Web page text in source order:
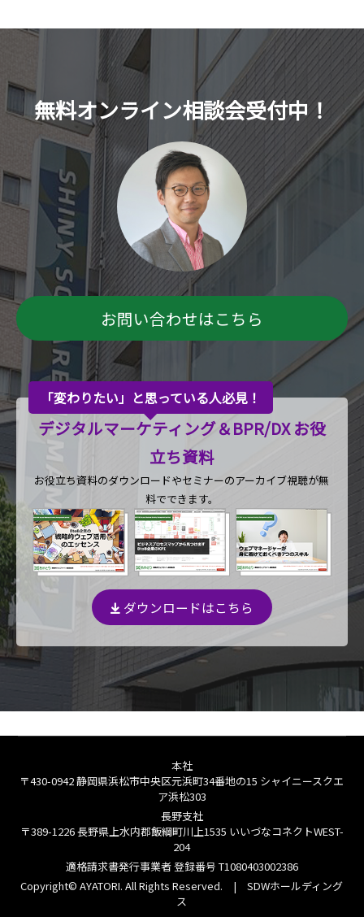
無料オンライン相談会受付中！
お問い合わせはこちら
「変わりたい」と思っている人必見！
デジタルマーケティング＆BPR/DX お役
立ち資料
お役立ち資料のダウンロードやセミナーのアーカイブ視聴が無
料でできます。
ダウンロードはこちら
本社
〒430-0942 静岡県浜松市中央区元浜町34番地の15 シャイニースクエ
ア浜松303
長野支社
〒389-1226 長野県上水内郡飯綱町川上1535 いいづなコネクトWEST-
204
適格請求書発行事業者 登録番号 T1080403002386
Copyright© AYATORI. All Rights Reserved. |SDWホールディング
ス